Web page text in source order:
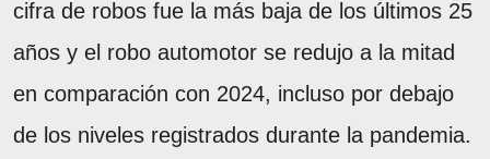
cifra de robos fue la más baja de los últimos 25
años y el robo automotor se redujo a la mitad
en comparación con 2024, incluso por debajo
de los niveles registrados durante la pandemia.